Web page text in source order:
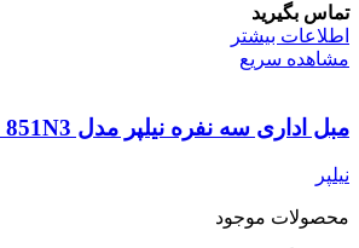
تماس بگیرید
اطلاعات بیشتر
مشاهده سریع
مبل اداری سه نفره نیلپر مدل Nilper OSS 851N3
نیلپر
محصولات موجود